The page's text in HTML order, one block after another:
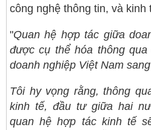
công nghệ thông tin, và kinh
"Quan hệ hợp tác giữa
được cụ thể hóa thông
doanh nghiệp Việt Nam
Tôi hy vọng rằng, thông
kinh tế, đầu tư giữa hai
quan hệ hợp tác kinh tế